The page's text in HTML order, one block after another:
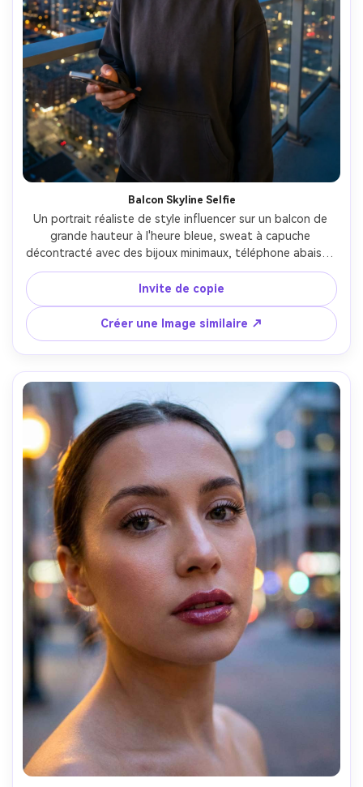
Balcon Skyline Selfie
Un portrait réaliste de style influencer sur un balcon de
grande hauteur à l'heure bleue, sweat à capuche
décontracté avec des bijoux minimaux, téléphone abaissé
comme s'il venait de terminer le tournage, lumières de
skyline scintillantes, ciel dégradé bleu profond, prise sur
iPhone 15 Pro look, équivalent 26 mm, mode portrait
bokeh, texture naturelle de la peau, niveau de couleur
prêt pour les médias sociaux-AR 4:5
Invite de copie
Créer une Image similaire ↗